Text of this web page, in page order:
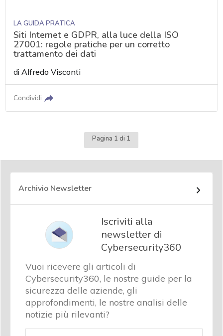
LA GUIDA PRATICA
Siti Internet e GDPR, alla luce della ISO
27001: regole pratiche per un corretto
trattamento dei dati
diAlfredo Visconti
Condividi
Pagina 1 di 1
Archivio Newsletter
Iscriviti alla
newsletter di
Cybersecurity360
Vuoi ricevere gli articoli di
Cybersecurity360, le nostre guide per la
sicurezza delle aziende, gli
approfondimenti, le nostre analisi delle
notizie più rilevanti?